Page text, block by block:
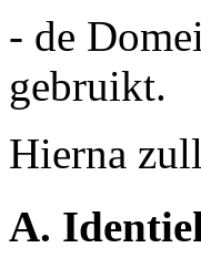
- de
gebruikt.
Hierna
A.